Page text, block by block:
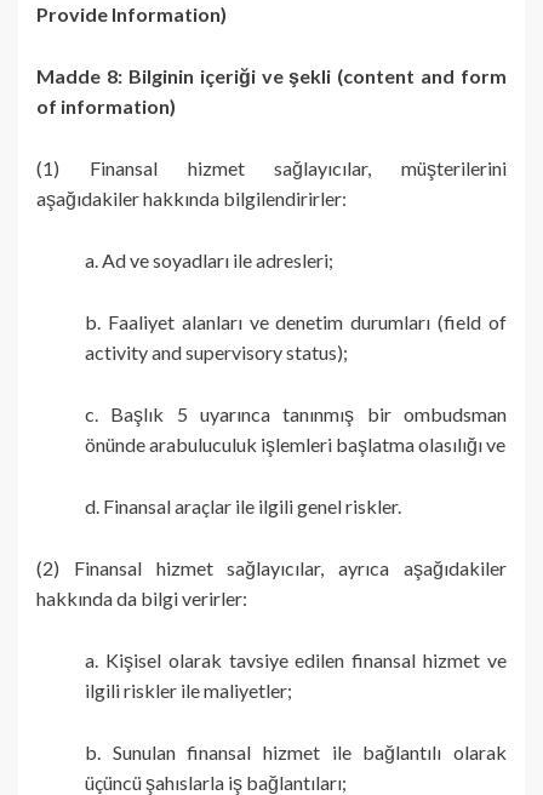
Provide Information)
Madde 8: Bilginin içeriği ve şekli (content and form
of information)
(1) Finansal hizmet sağlayıcılar, müşterilerini
aşağıdakiler hakkında bilgilendirirler:
a. Ad ve soyadları ile adresleri;
b. Faaliyet alanları ve denetim durumları (field of
activity and supervisory status);
c. Başlık 5 uyarınca tanınmış bir ombudsman
önünde arabuluculuk işlemleri başlatma olasılığı ve
d. Finansal araçlar ile ilgili genel riskler.
(2) Finansal hizmet sağlayıcılar, ayrıca aşağıdakiler
hakkında da bilgi verirler:
a. Kişisel olarak tavsiye edilen finansal hizmet ve
ilgili riskler ile maliyetler;
b. Sunulan finansal hizmet ile bağlantılı olarak
üçüncü şahıslarla iş bağlantıları;